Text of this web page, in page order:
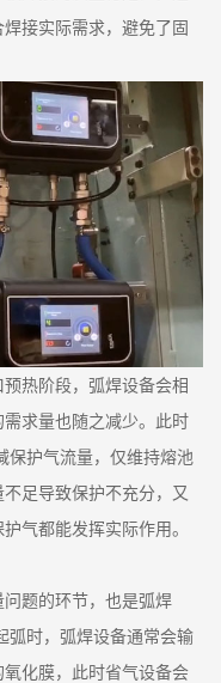
接实际需求，避免了固
热阶段，弧焊设备会相
求量也随之减少。此时
保护气流量，仅维持熔池
足导致保护不充分，又
气都能发挥实际作用。
题的环节，也是弧焊
弧时，弧焊设备通常会输
化膜，此时省气设备会